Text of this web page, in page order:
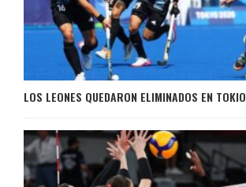
LOS LEONES QUEDARON ELIMINADOS EN TOKIO